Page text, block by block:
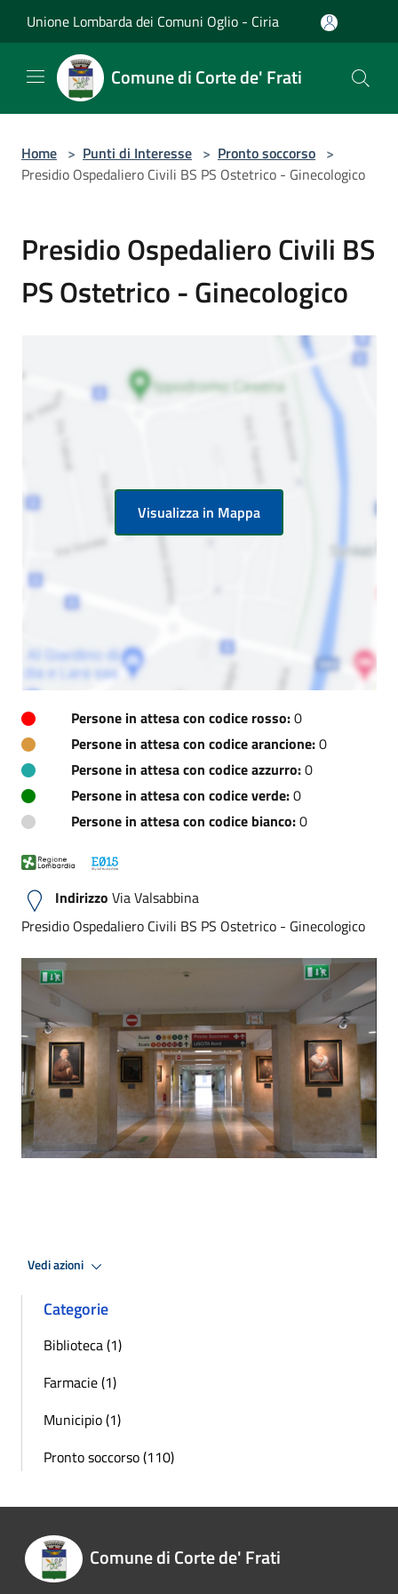
Unione Lombarda dei Comuni Oglio - Ciria
Comune di Corte de' Frati
Home > Punti di Interesse > Pronto soccorso >
Presidio Ospedaliero Civili BS PS Ostetrico - Ginecologico
Presidio Ospedaliero Civili BS
PS Ostetrico - Ginecologico
Visualizza in Mappa
Persone in attesa con codice rosso:0
Persone in attesa con codice arancione:0
Persone in attesa con codice azzurro:0
Persone in attesa con codice verde:0
Persone in attesa con codice bianco:0
Indirizzo Via Valsabbina
Presidio Ospedaliero Civili BS PS Ostetrico - Ginecologico
Vedi azioni
Categorie
Biblioteca (1)
Farmacie (1)
Municipio (1)
Pronto soccorso (110)
Comune di Corte de' Frati